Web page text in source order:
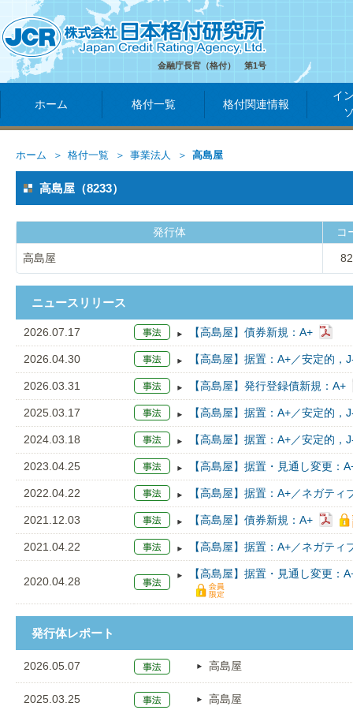
金融庁長官（格付） 第1号
ホーム 格付一覧 格付関連情報
イ
ホーム 格付一覧 事業法人 高島屋
高島屋（8233）
発行体 コ
高島屋
ニュースリリース
2026.07.17 【高島屋】債券新規：A+
2026.04.30 【高島屋】据置：A+／安定的，
2026.03.31 【高島屋】発行登録債新規：A+
2025.03.17 【高島屋】据置：A+／安定的，
2024.03.18 【高島屋】据置：A+／安定的，
2023.04.25 【高島屋】据置・見通し変更
2022.04.22 【高島屋】据置：A+／ネガティ
2021.12.03 【高島屋】債券新規：A+
2021.04.22 【高島屋】据置：A+／ネガティ
2020.04.28
【高島屋】据置・見通し変更
発行体レポート
2026.05.07 高島屋
2025.03.25 高島屋